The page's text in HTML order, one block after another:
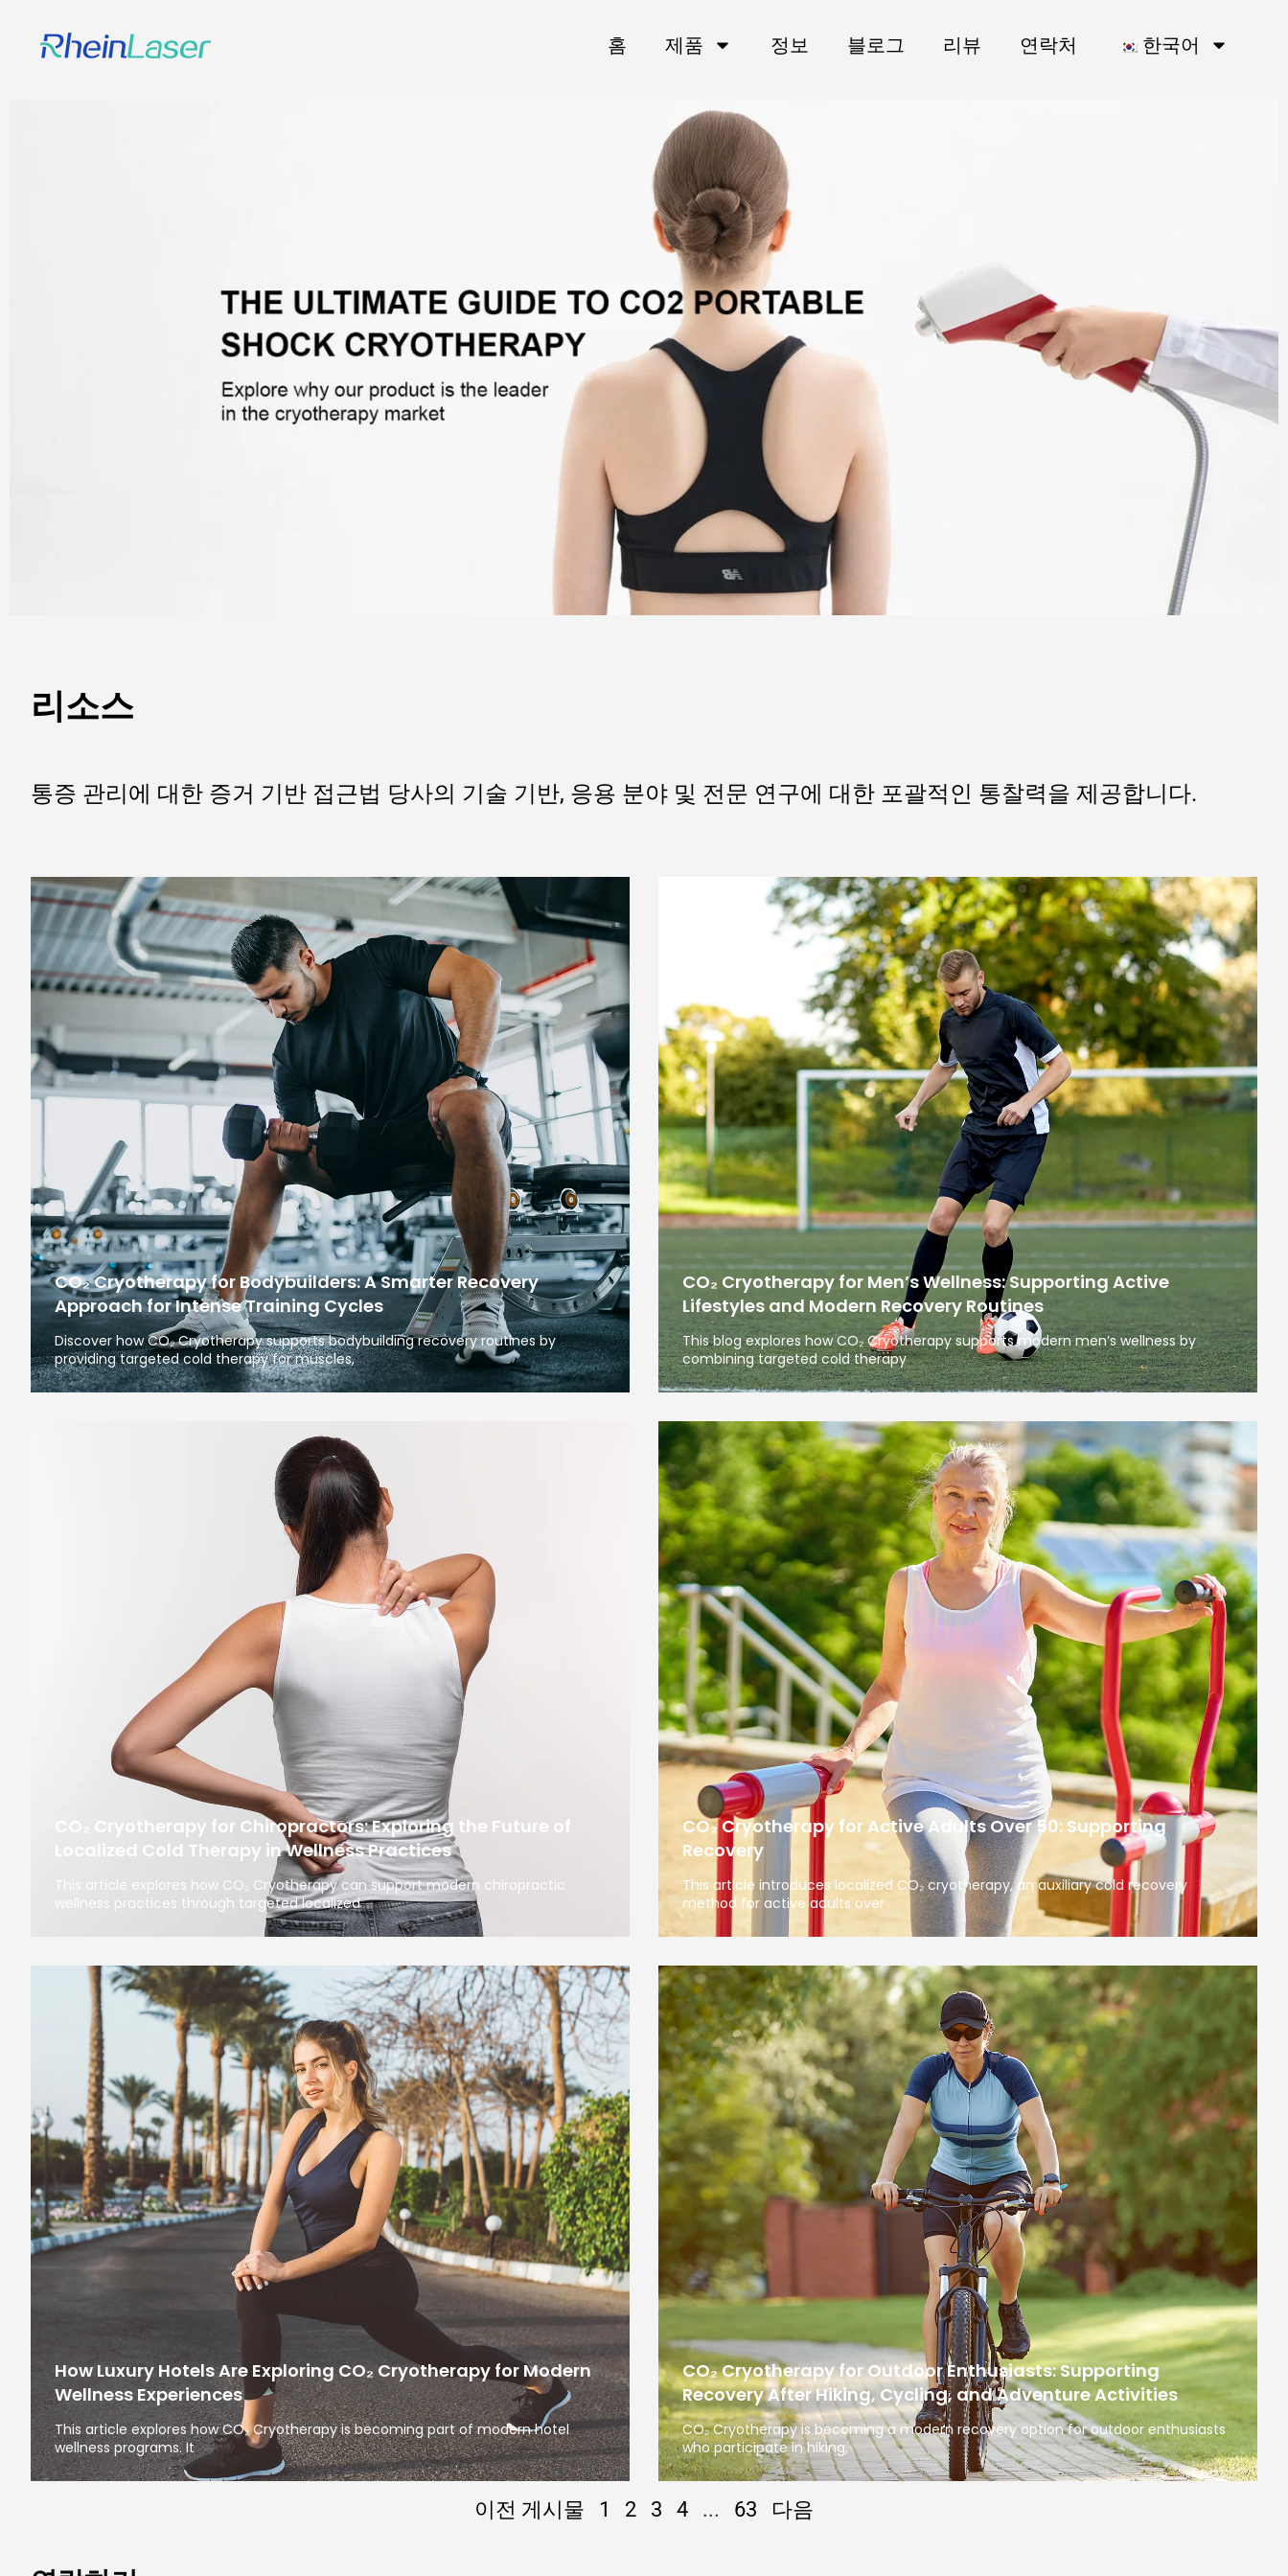
홈 제품 정보 블로그 리뷰 연락처 한국어
리소스
통증 관리에 대한 증거 기반 접근법 당사의 기술 기반, 응용 분야 및 전문 연구에 대한 포괄적인 통찰력을 제공합니다.
CO₂ Cryotherapy for Bodybuilders: A Smarter Recovery
Approach for Intense Training Cycles
Discover how CO₂ Cryotherapy supports bodybuilding recovery routines by
providing targeted cold therapy for muscles,
CO₂ Cryotherapy for Men’s Wellness: Supporting Active
Lifestyles and Modern Recovery Routines
This blog explores how CO₂ Cryotherapy supports modern men’s wellness by
combining targeted cold therapy
CO₂ Cryotherapy for Chiropractors: Exploring the Future of
Localized Cold Therapy in Wellness Practices
This article explores how CO₂ Cryotherapy can support modern chiropractic
wellness practices through targeted localized
CO₂ Cryotherapy for Active Adults Over 50: Supporting
Recovery
This article introduces localized CO₂ cryotherapy, an auxiliary cold recovery
method for active adults over
How Luxury Hotels Are Exploring CO₂ Cryotherapy for Modern
Wellness Experiences
This article explores how CO₂ Cryotherapy is becoming part of modern hotel
wellness programs. It
CO₂ Cryotherapy for Outdoor Enthusiasts: Supporting
Recovery After Hiking, Cycling, and Adventure Activities
CO₂ Cryotherapy is becoming a modern recovery option for outdoor enthusiasts
who participate in hiking,
이전 게시물 1 2 3 4 ... 63 다음